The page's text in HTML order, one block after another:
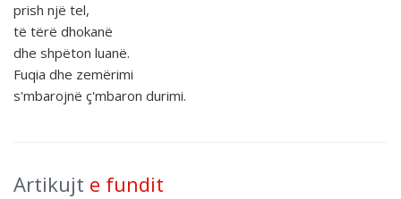
prish një tel,
të tërë dhokanë
dhe shpëton luanë.
Fuqia dhe zemërimi
s'mbarojnë ç'mbaron durimi.
Artikujt e fundit